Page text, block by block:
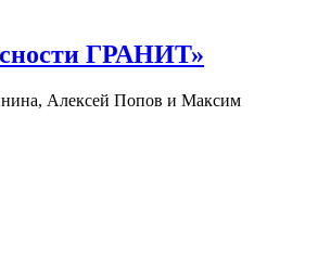
ГРАНИТ»
Алексей Попов и Максим